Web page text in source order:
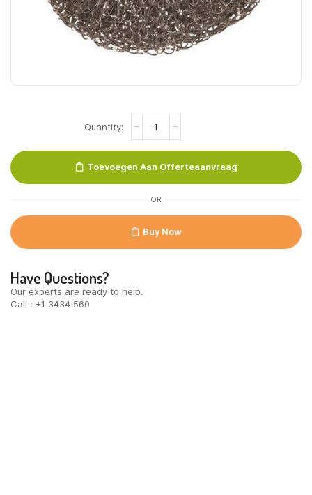
(Afwasdraad)
quantity
Toevoegen Aan Offerteaanvraag
OR
Buy Now
Have Questions?
Our experts are ready to help.
Call : +1 3434 560